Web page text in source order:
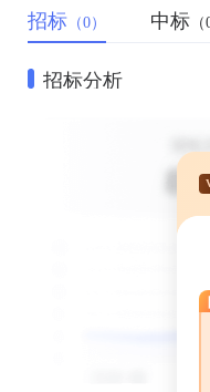
招标 （0） 中标 （
招标分析